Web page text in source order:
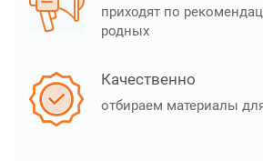
приходят по
родных
Качественно
отбираем материалы